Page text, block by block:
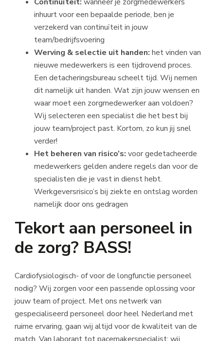
inhuurt voor een bepaalde periode, ben je
verzekerd van continuïteit in jouw
team/bedrijfsvoering
Werving & selectie uit handen: het vinden van
nieuwe medewerkers is een tijdrovend proces.
Een detacheringsbureau scheelt tijd. Wij nemen
dit namelijk uit handen. Wat zijn jouw wensen en
waar moet een zorgmedewerker aan voldoen?
Wij selecteren een specialist die het best bij
jouw team/project past. Kortom, zo kun jij snel
verder!
Het beheren van risico’s: voor gedetacheerde
medewerkers gelden andere regels dan voor de
specialisten die je vast in dienst hebt.
Werkgeversrisico’s bij ziekte en ontslag worden
namelijk door ons gedragen
Tekort aan personeel in
de zorg? BASS!
Cardiofysiologisch- of voor de longfunctie personeel
nodig? Wij zorgen voor een passende oplossing voor
jouw team of project. Met ons netwerk van
gespecialiseerd personeel door heel Nederland met
ruime ervaring, gaan wij altijd voor de kwaliteit van de